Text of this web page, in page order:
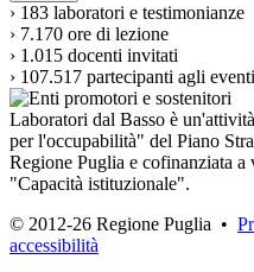
› 183 laboratori e testimonianze
› 7.170 ore di lezione
› 1.015 docenti invitati
› 107.517 partecipanti agli eventi
Laboratori dal Basso è
per l'occupabilità" del Piano
Regione Puglia e cofinanziata
"Capacità istituzionale".
© 2012-26 Regione Puglia •
accessibilità